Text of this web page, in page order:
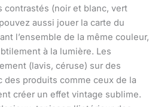
contrastés (noir et blanc, vert
aussi jouer la carte du
l’ensemble de la même couleur,
à la lumière. Les
(lavis, céruse) sur des
des produits comme ceux de la
créer un effet vintage sublime.